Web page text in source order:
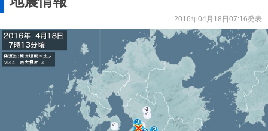
2016年04月18日07:16発表